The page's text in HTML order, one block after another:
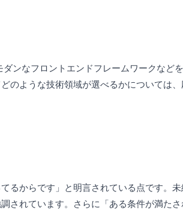
ンなフロントエンドフレームワークなど
のような技術領域が選べるかについては
るからです」と明言されている点です。
されています。さらに「ある条件が満た